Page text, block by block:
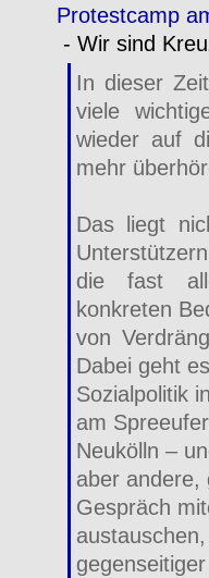
Protestcamp
- Wir sind
In dieser
viele
wieder auf
mehr
Das liegt
die fast
konkreten
von
Dabei geht
Sozialpolitik
am
Neukölln –
aber andere,
Gespräch